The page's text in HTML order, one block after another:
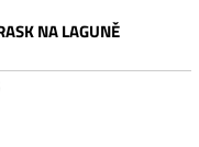
NA LAGUNĚ